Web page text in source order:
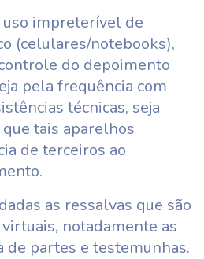
uso impreterível de
(celulares/notebooks),
do depoimento
pela frequência com
técnicas, seja
tais aparelhos
de terceiros ao
as ressalvas que são
notadamente as
de partes e testemunhas.